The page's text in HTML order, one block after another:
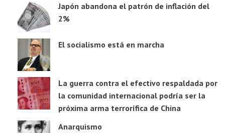
Japón abandona el patrón de inflación del
2%
El socialismo está en marcha
La guerra contra el efectivo respaldada por
la comunidad internacional podría ser la
próxima arma terrorífica de China
Anarquismo